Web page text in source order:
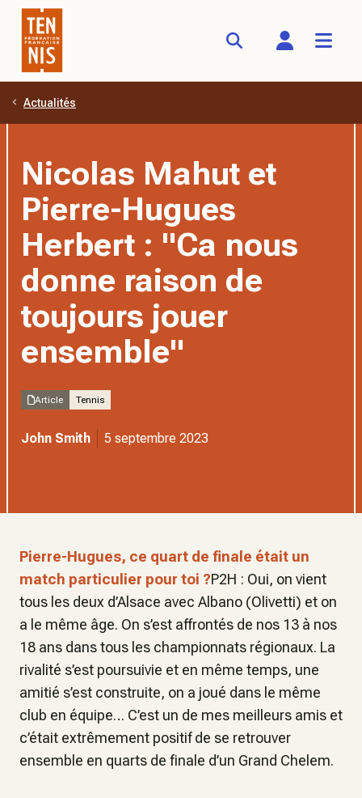
Aller au contenu principal
Actualités
Nicolas Mahut et
Pierre-Hugues
Herbert : "Ca nous
donne raison de
toujours jouer
ensemble"
Article Tennis
John Smith 5 septembre 2023
Pierre-Hugues, ce quart de finale était un
match particulier pour toi ?P2H : Oui, on vient
tous les deux d’Alsace avec Albano (Olivetti) et on
a le même âge. On s’est affrontés de nos 13 à nos
18 ans dans tous les championnats régionaux. La
rivalité s’est poursuivie et en même temps, une
amitié s’est construite, on a joué dans le même
club en équipe… C’est un de mes meilleurs amis et
c’était extrêmement positif de se retrouver
ensemble en quarts de finale d’un Grand Chelem.